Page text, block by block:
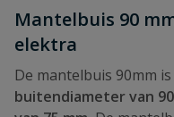
Mantelbuis 90
elektra
De mantelbuis 90mm is
buitendiameter van